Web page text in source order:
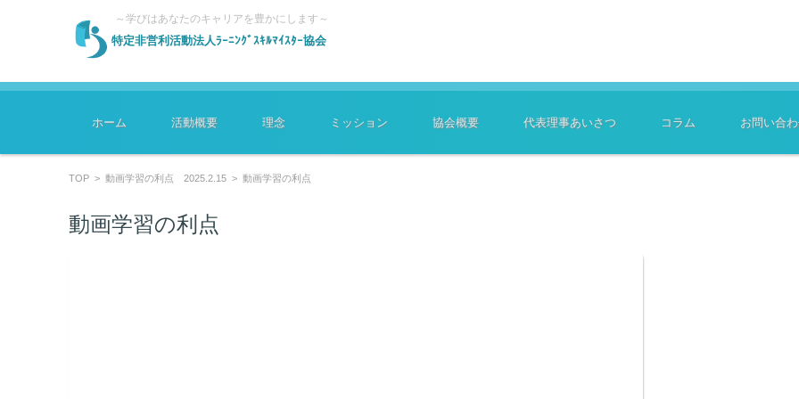
特定非営利活動法人ﾗｰﾆﾝｸﾞｽｷﾙﾏｲｽﾀｰ協会
～学びはあなたのキャリアを豊かにします～
コンテンツに移動
ホーム 活動概要 理念 ミッション 協会概要 代表理事あいさつ コラム お問い合
TOP > 動画学習の利点 2025.2.15 > 動画学習の利点
動画学習の利点